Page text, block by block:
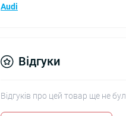
Audi
Відгуки
Відгуків про цей товар ще не